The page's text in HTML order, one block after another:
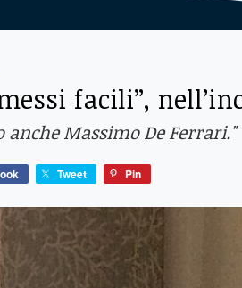
facili”,
anche Massimo De
Tweet Pin